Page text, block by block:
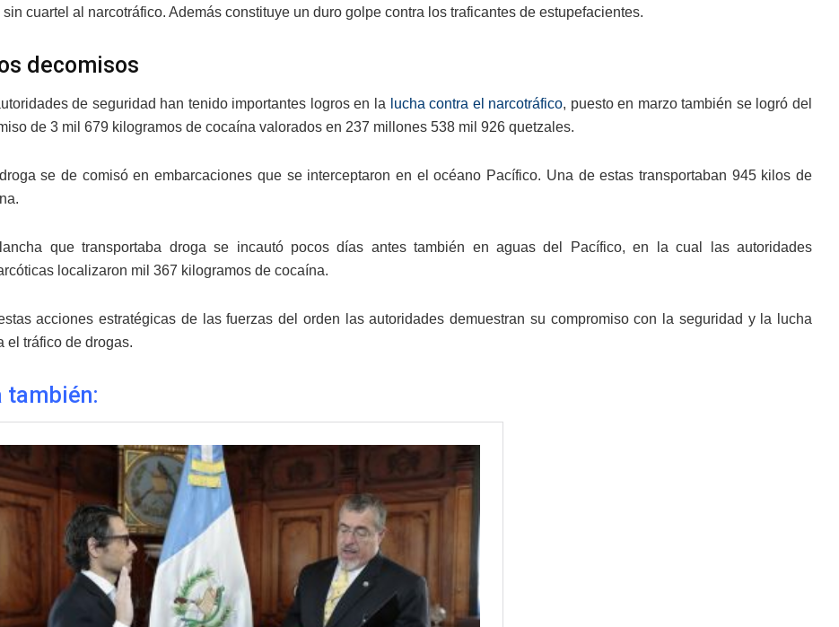
sin cuartel al narcotráfico. Además constituye un duro golpe contra los traficantes de estupefacientes.
decomisos
de seguridad han tenido importantes logros en la lucha contra el narcotráfico, puesto en marzo también se logró del
de 3 mil 679 kilogramos de cocaína valorados en 237 millones 538 mil 926 quetzales.
se de comisó en embarcaciones que se interceptaron en el océano Pacífico. Una de estas transportaban 945 kilos de
que transportaba droga se incautó pocos días antes también en aguas del Pacífico, en la cual las autoridades
localizaron mil 367 kilogramos de cocaína.
acciones estratégicas de las fuerzas del orden las autoridades demuestran su compromiso con la seguridad y la lucha
el tráfico de drogas.
también: